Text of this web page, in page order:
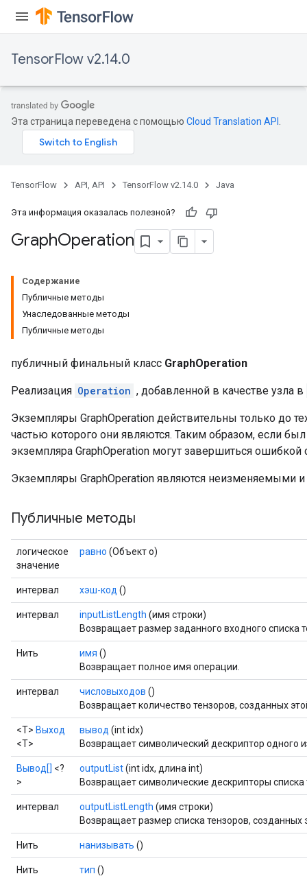
TensorFlow v2.14.0
Эта страница переведена с помощью Cloud Translation API
TensorFlow API, API TensorFlow v2.14.0 Java
Эта информация оказалась полезной?
GraphOperation
Содержание
Публичные методы
Унаследованные методы
Публичные методы
публичный финальный класс GraphOperation
Реализация Operation , добавленной в качестве узла в
Экземпляры GraphOperation действительны только до
частью которого они являются. Таким образом, если
экземпляра GraphOperation могут завершиться ошибкой
Экземпляры GraphOperation являются неизменяемыми
Публичные методы
логическое
значение
равно (Объект o)
интервал хэш-код ()
интервал inputListLength (имя строки)
Возвращает размер заданного входного списка
Нить имя ()
Возвращает полное имя операции.
интервал числовыходов ()
Возвращает количество тензоров, созданных
<Т> Выход
<Т>
вывод (int idx)
Возвращает символический дескриптор одного
Вывод[] <?
>
outputList(int idx, длина int)
Возвращает символические дескрипторы
интервал outputListLength (имя строки)
Возвращает размер списка тензоров, созданных
Нить нанизывать ()
Нить тип ()